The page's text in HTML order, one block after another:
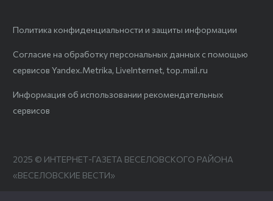
Политика конфиденциальности и защиты информации
Согласие на обработку персональных данных с помощью
сервисов Yandex.Metrika, LiveInternet, top.mail.ru
Информация об использовании рекомендательных
сервисов
2025 © ИНТЕРНЕТ-ГАЗЕТА ВЕСЕЛОВСКОГО РАЙОНА
«ВЕСЕЛОВСКИЕ ВЕСТИ»